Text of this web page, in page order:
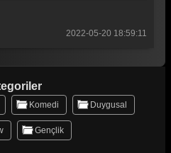
2022-05-20 18:59:11
Komedi Duygusal
Gençlik